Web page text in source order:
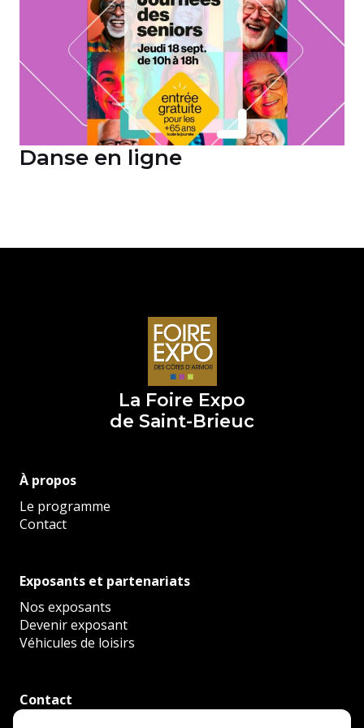
Danse en ligne
La Foire Expo
de Saint-Brieuc
À propos
Le programme
Contact
Exposants et partenariats
Nos exposants
Devenir exposant
Véhicules de loisirs
Contact